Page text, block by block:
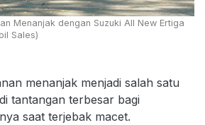
Menanjak dengan Suzuki All New Ertiga
Sales)
menanjak menjadi salah satu
tantangan terbesar bagi
saat terjebak macet.